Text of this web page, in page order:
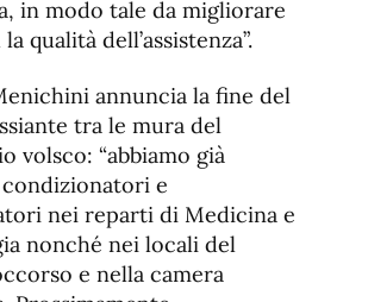
in modo tale da migliorare
qualità dell’assistenza”.
annuncia la fine del
tra le mura del
volsco: “abbiamo già
e
nei reparti di Medicina e
nonché nei locali del
e nella camera